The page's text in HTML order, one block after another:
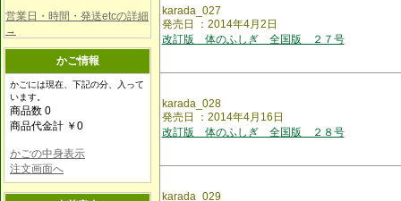
営業日・時間・発送etcの詳細
→
かご情報
かごには現在、下記の分、入って
います。
商品数 0
商品代金計 ￥0
かごの中身表示
注文画面へ
karada_027
発売日 ：2014年4月2日
改訂版 体のふしぎ 全国版 ２７号
karada_028
発売日 ：2014年4月16日
改訂版 体のふしぎ 全国版 ２８号
karada_029